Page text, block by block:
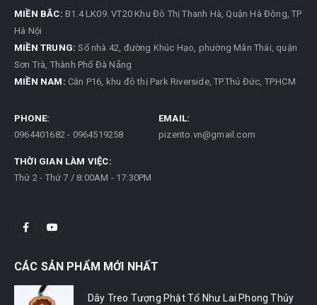
MIỀN BẮC: B1.4 LK09. VT20 Khu Đô Thị Thanh Hà, Quận Hà Đông, TP
Hà Nội
MIỀN TRUNG: Số nhà 42, đường Khúc Hạo, phường Mân Thái, quận
Sơn Trà, Thành Phố Đà Nẵng
MIỀN NAM: Căn P16, khu đô thị Park Riverside, TP.Thủ Đức, TP.HCM
PHONE:
0964401682 - 0964519258
EMAIL:
pizento.vn@gmail.com
THỜI GIAN LÀM VIỆC:
Thứ 2 - Thứ 7 / 8:00AM - 17:30PM
CÁC SẢN PHẨM MỚI NHẤT
Dây Treo Tượng Phật Tổ Như Lai Phong Thủy